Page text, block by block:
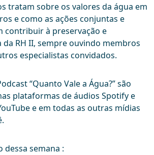
tratam sobre os valores da água em
e como as ações conjuntas e
contribuir à preservação e
RH II, sempre ouvindo membros
especialistas convidados.
“Quanto Vale a Água?” são
plataformas de áudios Spotify e
e em todas as outras mídias
dessa semana :